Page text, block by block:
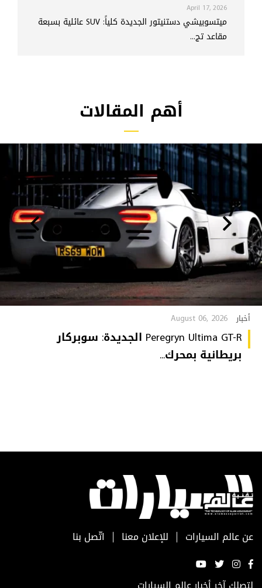
April 17, 2026
ميتسوبيشي دستنيتور الجديدة كلياً: SUV عائلية بسبعة
مقاعد تج...
أهم المقالات
أخبار August 06, 2026
Peregryn Ultima GT-R الجديدة: سوبركار
بريطانية بمحرك...
عن عالم السيارات للإعلان معنا اتّصل بنا